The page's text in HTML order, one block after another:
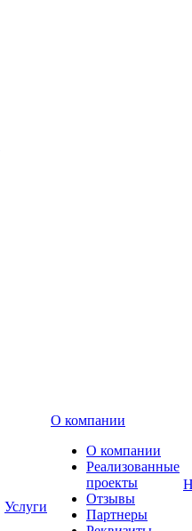
Услуги
О компании
О компании
Реализованные
проекты
Отзывы
Партнеры